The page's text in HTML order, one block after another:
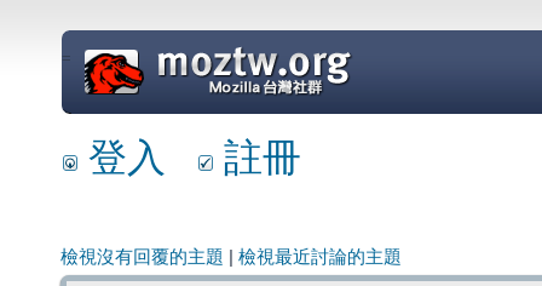
=
登入 註冊
檢視沒有回覆的主題 檢視最近討論的主題